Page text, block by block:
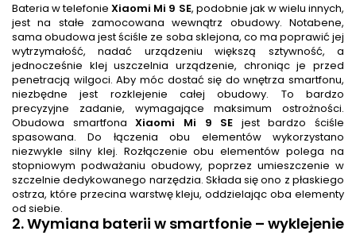
Bateria w telefonieXiaomi Mi 9 SE, podobnie jak w wielu innych,
jest na stałe zamocowana wewnątrz obudowy. Notabene,
sama obudowa jest ściśle ze soba sklejona, co ma poprawić jej
wytrzymałość, nadać urządzeniu większą sztywność, a
jednocześnie klej uszczelnia urządzenie, chroniąc je przed
penetracją wilgoci. Aby móc dostać się do wnętrza smartfonu,
niezbędne jest rozklejenie całej obudowy. To bardzo
precyzyjne zadanie, wymagające maksimum ostrożności.
Obudowa smartfonaXiaomi Mi 9 SE jest bardzo ściśle
spasowana. Do łączenia obu elementów wykorzystano
niezwykle silny klej. Rozłączenie obu elementów polega na
stopniowym podważaniu obudowy, poprzez umieszczenie w
szczelnie dedykowanego narzędzia. Składa się ono z płaskiego
ostrza, które przecina warstwę kleju, oddzielając oba elementy
od siebie.
2.Wymiana baterii w smartfonie – wyklejenie